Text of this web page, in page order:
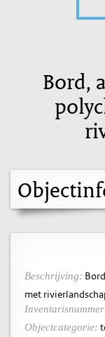
Bord,
Beschrijving:
met
Objectcategorie: